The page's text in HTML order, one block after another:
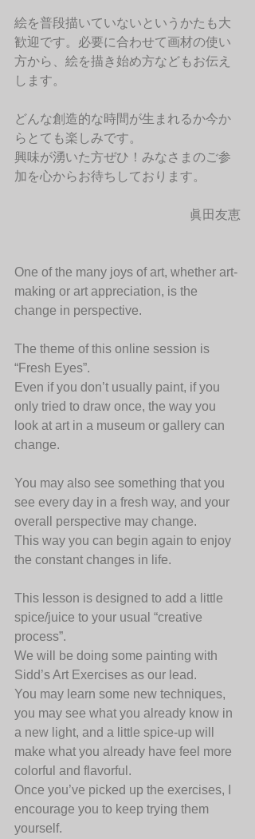
絵を普段描いていないというかたも大
歓迎です。必要に合わせて画材の使い
方から、絵を描き始め方などもお伝え
します。
どんな創造的な時間が生まれるか今か
らとても楽しみです。
興味が湧いた方ぜひ！みなさまのご参
加を心からお待ちしております。
眞田友恵
One of the many joys of art, whether art-
making or art appreciation, is the
change in perspective.
The theme of this online session is
“Fresh Eyes”.
Even if you don’t usually paint, if you
only tried to draw once, the way you
look at art in a museum or gallery can
change.
You may also see something that you
see every day in a fresh way, and your
overall perspective may change.
This way you can begin again to enjoy
the constant changes in life.
This lesson is designed to add a little
spice/juice to your usual “creative
process”.
We will be doing some painting with
Sidd’s Art Exercises as our lead.
You may learn some new techniques,
you may see what you already know in
a new light, and a little spice-up will
make what you already have feel more
colorful and flavorful.
Once you’ve picked up the exercises, I
encourage you to keep trying them
yourself.